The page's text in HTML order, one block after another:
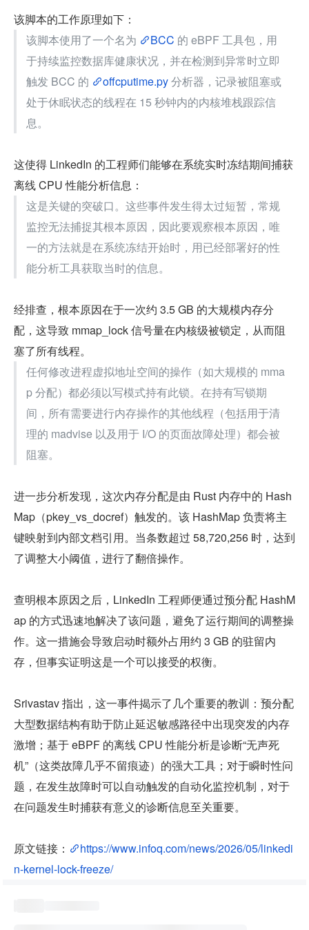
该脚本的工作原理如下：
该脚本使用了一个名为
BCC 的 eBPF 工具包，用
于持续监控数据库健康状况，并在检测到异常时立即
触发 BCC 的
offcputime.py 分析器，记录被阻塞或
处于休眠状态的线程在 15 秒钟内的内核堆栈跟踪信
息。
这使得 LinkedIn 的工程师们能够在系统实时冻结期间捕获
离线 CPU 性能分析信息：
这是关键的突破口。这些事件发生得太过短暂，常规
监控无法捕捉其根本原因，因此要观察根本原因，唯
一的方法就是在系统冻结开始时，用已经部署好的性
能分析工具获取当时的信息。
经排查，根本原因在于一次约 3.5 GB 的大规模内存分
配，这导致 mmap_lock 信号量在内核级被锁定，从而阻
塞了所有线程。
任何修改进程虚拟地址空间的操作（如大规模的 mma
p 分配）都必须以写模式持有此锁。在持有写锁期
间，所有需要进行内存操作的其他线程（包括用于清
理的 madvise 以及用于 I/O 的页面故障处理）都会被
阻塞。
进一步分析发现，这次内存分配是由 Rust 内存中的 Hash
Map（pkey_vs_docref）触发的。该 HashMap 负责将主
键映射到内部文档引用。当条数超过 58,720,256 时，达到
了调整大小阈值，进行了翻倍操作。
查明根本原因之后，LinkedIn 工程师便通过预分配 HashM
ap 的方式迅速地解决了该问题，避免了运行期间的调整操
作。这一措施会导致启动时额外占用约 3 GB 的驻留内
存，但事实证明这是一个可以接受的权衡。
Srivastav 指出，这一事件揭示了几个重要的教训：预分配
大型数据结构有助于防止延迟敏感路径中出现突发的内存
激增；基于 eBPF 的离线 CPU 性能分析是诊断“无声死
机”（这类故障几乎不留痕迹）的强大工具；对于瞬时性问
题，在发生故障时可以自动触发的自动化监控机制，对于
在问题发生时捕获有意义的诊断信息至关重要。
原文链接：
https://www.infoq.com/news/2026/05/linkedi
n-kernel-lock-freeze/